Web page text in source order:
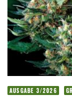
AUSGABE 3/2026